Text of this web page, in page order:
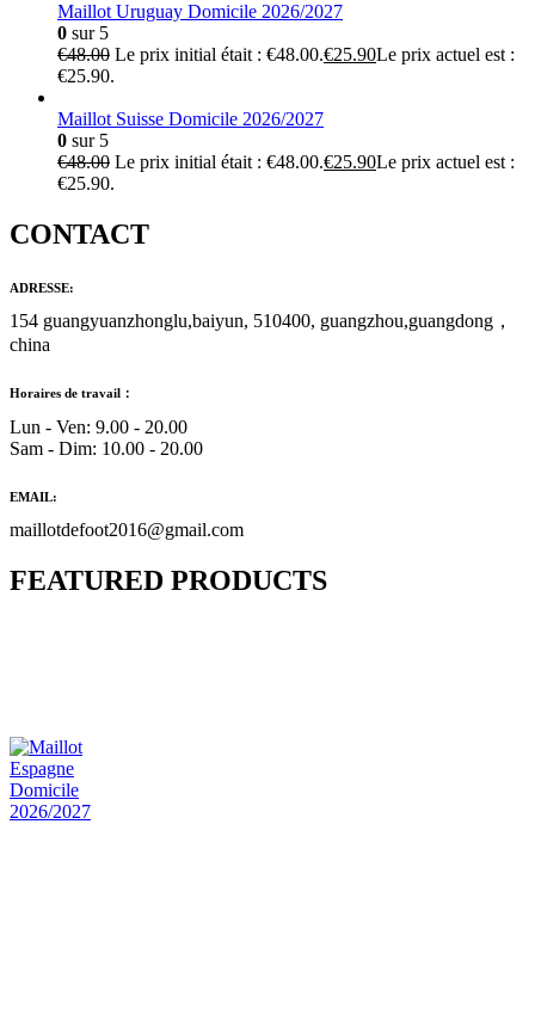
Maillot Uruguay Domicile 2026/2027
0 sur 5
€48.00 Le prix initial était : €48.00.€25.90Le prix actuel est :
€25.90.
Maillot Suisse Domicile 2026/2027
0 sur 5
€48.00 Le prix initial était : €48.00.€25.90Le prix actuel est :
€25.90.
CONTACT
ADRESSE:
154 guangyuanzhonglu,baiyun, 510400, guangzhou,guangdong，
china
Horaires de travail：
Lun - Ven: 9.00 - 20.00
Sam - Dim: 10.00 - 20.00
EMAIL:
maillotdefoot2016@gmail.com
FEATURED PRODUCTS